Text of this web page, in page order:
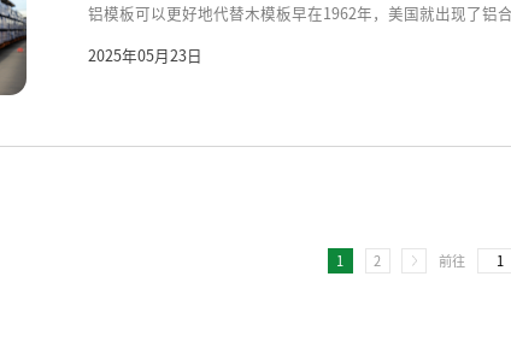
铝模板可以更好地代替木模板早在1962年，美国就出现了铝
2025年05月23日
1 2 前往